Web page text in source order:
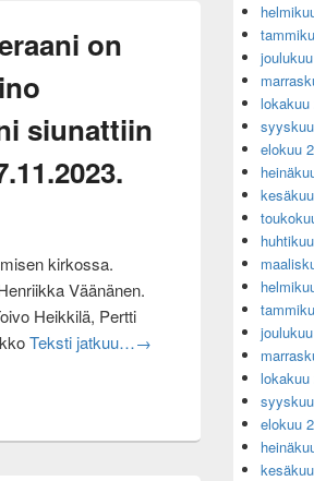
on
siunattiin
kirkossa.
Väänänen.
Heikkilä, Pertti
Teksti jatkuu…Haapajärven viimeinen
→
lokakuu
elokuu
lokakuu
elokuu